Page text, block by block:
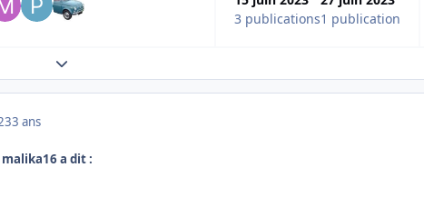
3 publications1 publication
Expand topic overview
3 ans
a dit :